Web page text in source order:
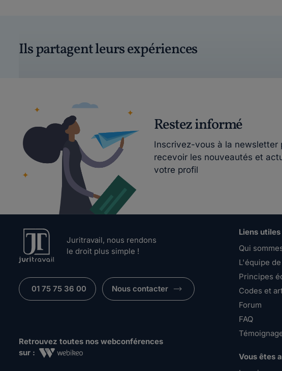
Ils partagent leurs expériences
Restez informé
Inscrivez-vous à la newsletter
recevoir les nouveautés et
votre profil
Juritravail, nous rendons
le droit plus simple !
01 75 75 36 00 Nous contacter
Retrouvez toutes nos webconférences
sur :
Liens utiles
Qui
L'équipe
Principes
Codes et
Forum
FAQ
Vous êtes